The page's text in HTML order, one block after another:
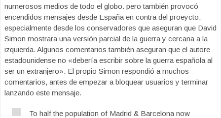
numerosos medios de todo el globo. pero también provocó
encendidos mensajes desde España en contra del proeycto,
especialmente desde los conservadores que aseguran que David
Simon mostrara una versión parcial de la guerra y cercana a la
izquierda. Algunos comentarios también aseguran que el autore
estadounidense no «debería escribir sobre la guerra española al
ser un extranjero». El propio Simon respondió a muchos
comentarios, antes de empezar a bloquear usuarios y terminar
lanzando este mensaje.
To half the population of Madrid & Barcelona now